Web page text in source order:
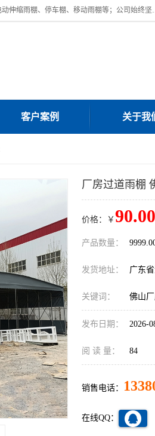
广东鼎新钢结构工程有限公司是一家制作大型电动雨棚厂家;主营：电
客户案例 关于我
厂房过道雨棚
价格：￥ 90.00
产品数量：
发货地址： 广东
关键词： 佛山
发布日期： 2026-
阅 读 量： 84
销售电话：
在线QQ：